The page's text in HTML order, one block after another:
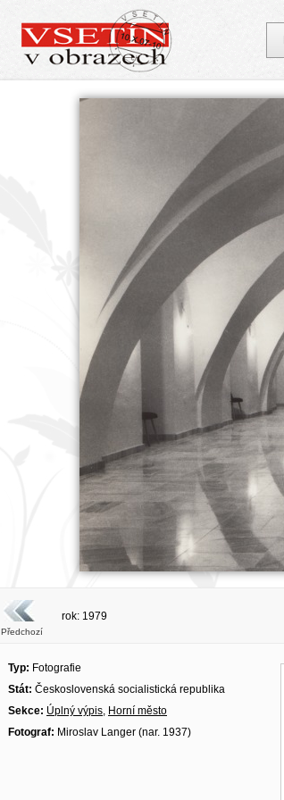
Předchozí
rok: 1979
Typ: Fotografie
Stát: Československá socialistická republika
Sekce: Úplný výpis, Horní město
Fotograf: Miroslav Langer (nar. 1937)